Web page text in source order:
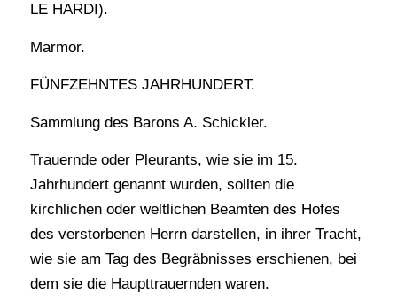
LE HARDI).
Marmor.
FÜNFZEHNTES JAHRHUNDERT.
Sammlung des Barons A. Schickler.
Trauernde oder Pleurants, wie sie im 15.
Jahrhundert genannt wurden, sollten die
kirchlichen oder weltlichen Beamten des Hofes
des verstorbenen Herrn darstellen, in ihrer Tracht,
wie sie am Tag des Begräbnisses erschienen, bei
dem sie die Haupttrauernden waren.